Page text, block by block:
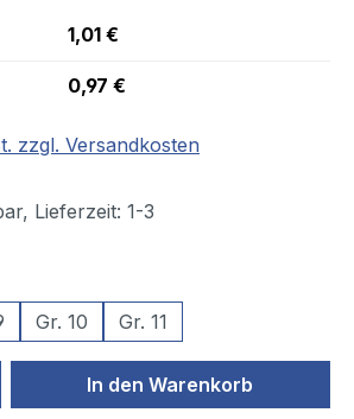
1,01 €
0,97 €
zzgl. Versandkosten
Lieferzeit: 1-3
Gr. 10 Gr. 11
Gib den
In den Warenkorb